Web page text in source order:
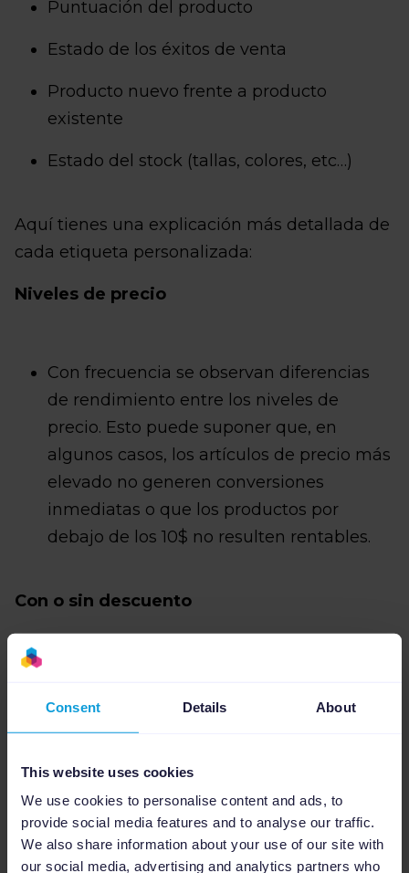
Consent Details About
This website uses cookies
We use cookies to personalise content and ads, to
provide social media features and to analyse our traffic.
We also share information about your use of our site with
our social media, advertising and analytics partners who
Puntuación del producto
Estado de los éxitos de venta
Producto nuevo frente a producto
existente
Estado del stock (tallas, colores, etc…)
Aquí tienes una explicación más detallada de
cada etiqueta personalizada:
Niveles de precio
Con frecuencia se observan diferencias
de rendimiento entre los niveles de
precio. Esto puede suponer que, en
algunos casos, los artículos de precio más
elevado no generen conversiones
inmediatas o que los productos por
debajo de los 10$ no resulten rentables.
Con o sin descuento
general ofrecen una mejor tasa de
conversión. El hecho de tener un precio
Estacionalidad